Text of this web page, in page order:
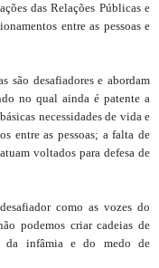
das Relações Públicas e
entre as pessoas e
são desafiadores e abordam
no qual ainda é patente a
necessidades de vida e
entre as pessoas; a falta de
voltados para defesa de
como as vozes do
podemos criar cadeias de
da infâmia e do medo de